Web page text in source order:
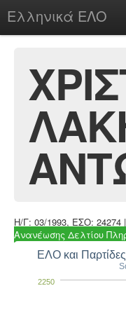
Ελληνικά ΕΛΟ
chesstu.be @ discord
Login
Η/Γ: 03/1993, ΕΣΟ: 24274
Ανανέωσης Δελτίου
ΕΛΟ και
2250